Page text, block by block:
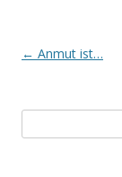
Beitrags-
← Anmut ist…
nach: